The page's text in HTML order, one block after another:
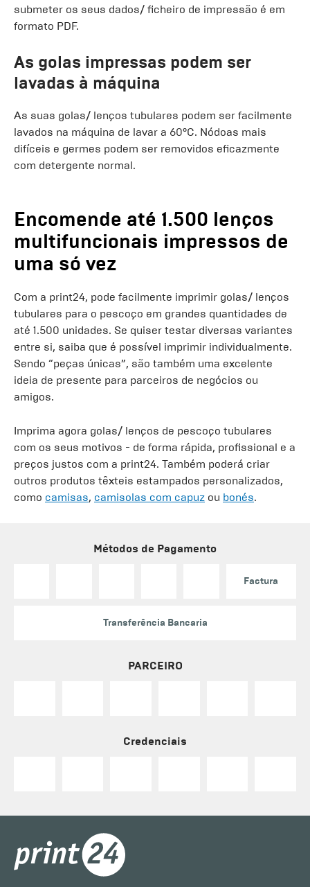
submeter os seus dados/ ficheiro de impressão é em
formato PDF.
As golas impressas podem ser
lavadas à máquina
As suas golas/ lenços tubulares podem ser facilmente
lavados na máquina de lavar a 60°C. Nódoas mais
difíceis e germes podem ser removidos eficazmente
com detergente normal.
Encomende até 1.500 lenços
multifuncionais impressos de
uma só vez
Com a print24, pode facilmente imprimir golas/ lenços
tubulares para o pescoço em grandes quantidades de
até 1.500 unidades. Se quiser testar diversas variantes
entre si, saiba que é possível imprimir individualmente.
Sendo “peças únicas”, são também uma excelente
ideia de presente para parceiros de negócios ou
amigos.
Imprima agora golas/ lenços de pescoço tubulares
com os seus motivos - de forma rápida, profissional e a
preços justos com a print24. Também poderá criar
outros produtos têxteis estampados personalizados,
como camisas, camisolas com capuz ou bonés.
Métodos de Pagamento
Factura
Transferência Bancaria
PARCEIRO
Credenciais